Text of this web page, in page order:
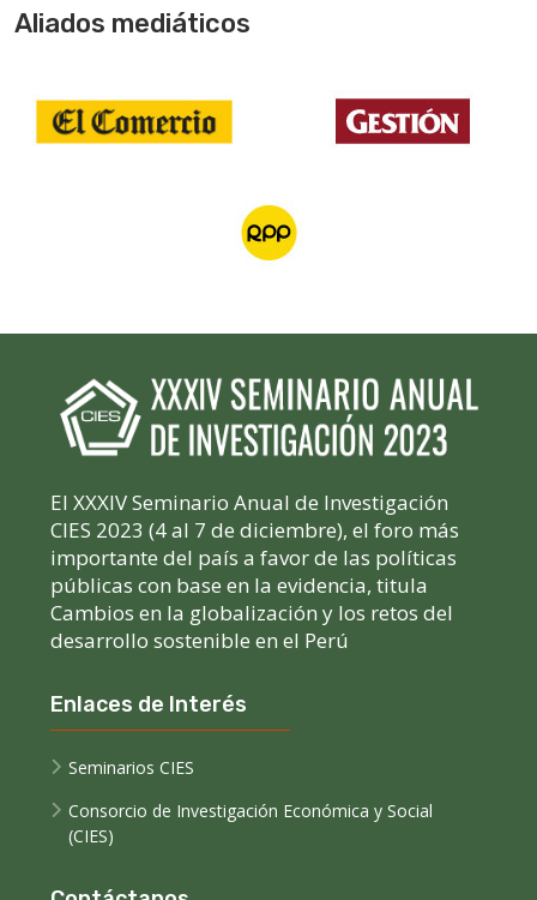
Aliados mediáticos
El XXXIV Seminario Anual de Investigación
CIES 2023 (4 al 7 de diciembre), el foro más
importante del país a favor de las políticas
públicas con base en la evidencia, titula
Cambios en la globalización y los retos del
desarrollo sostenible en el Perú
Enlaces de Interés
Seminarios CIES
Consorcio de Investigación Económica y Social
(CIES)